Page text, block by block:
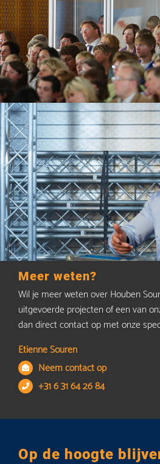
Meer weten?
Wil je meer weten over Houben
uitgevoerde projecten of een van
dan direct contact op met onze
Etienne Souren
Neem contact op
+31 6 31 64 26 84
Op de hoogte